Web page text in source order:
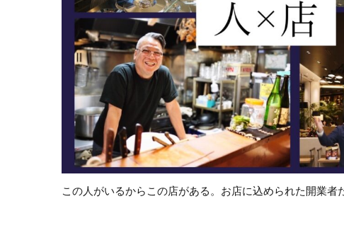
この人がいるからこの店がある。お店に込められた開業者